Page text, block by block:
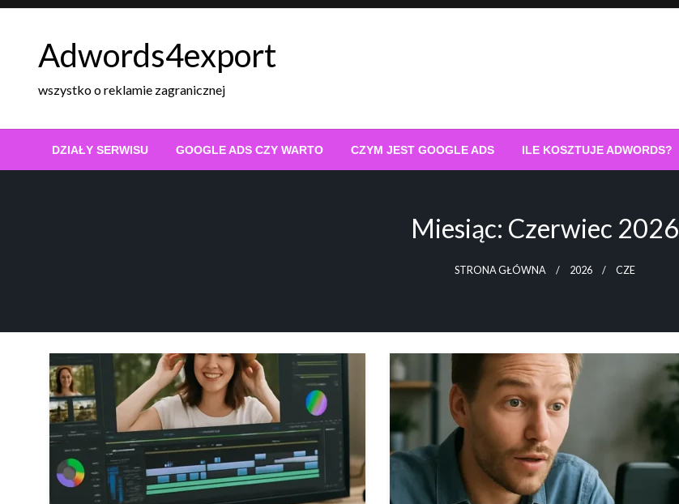
Skip
Adwords4export
wszystko o reklamie zagranicznej
DZIAŁY SERWISU GOOGLE ADS CZY WARTO CZYM JEST GOOGLE ADS ILE KOSZTUJE ADWORDS?
Miesiąc: Czerwiec 2026
STRONA GŁÓWNA 2026 CZE